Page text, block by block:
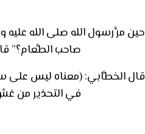
حين مرَّ رسول الله صلى الله
صاحب الطَّعام؟”
قال الخطَّابي: (معناه ليس على
في التحذير من